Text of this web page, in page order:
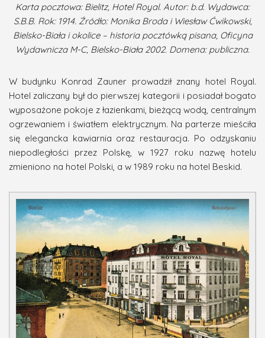
Karta pocztowa: Bielitz, Hotel Royal. Autor: b.d. Wydawca:
S.B.B. Rok: 1914. Źródło: Monika Broda i Wiesław Ćwikowski,
Bielsko-Biała i okolice – historia pocztówką pisana, Oficyna
Wydawnicza M-C, Bielsko-Biała 2002. Domena: publiczna.
W budynku Konrad Zauner prowadził znany hotel Royal.
Hotel zaliczany był do pierwszej kategorii i posiadał bogato
wyposażone pokoje z łazienkami, bieżącą wodą, centralnym
ogrzewaniem i światłem elektrycznym. Na parterze mieściła
się elegancka kawiarnia oraz restauracja. Po odzyskaniu
niepodległości przez Polskę, w 1927 roku nazwę hotelu
zmieniono na hotel Polski, a w 1989 roku na hotel Beskid.